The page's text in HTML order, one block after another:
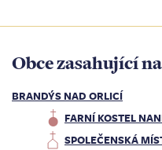
Obce zasahující
BRANDÝS NAD ORLICÍ
FARNÍ KOSTEL
SPOLEČENSKÁ